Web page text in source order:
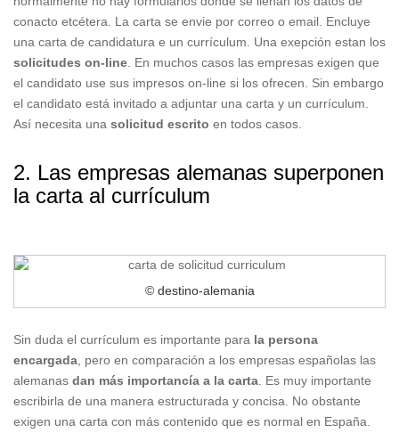
conacto etcétera. La carta se envie por correo o email. Encluye
una carta de candidatura e un currículum. Una exepción estan los
solicitudes on-line . En muchos casos las empresas exigen que
el candidato use sus impresos on-line si los ofrecen. Sin embargo
el candidato está invitado a adjuntar una carta y un currículum.
Así necesita una solicitud escrito en todos casos.
2. Las empresas alemanas superponen
la carta al currículum
© destino-alemania
Sin duda el currículum es importante para la persona
encargada , pero en comparación a los empresas españolas las
alemanas dan más importancía a la carta . Es muy importante
escribirla de una manera estructurada y concisa. No obstante
exigen una carta con más contenido que es normal en España.